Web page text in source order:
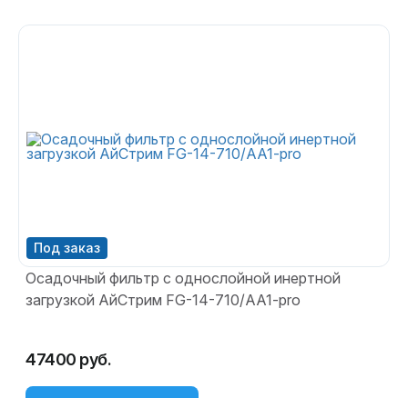
Осадочный фильтр с однослойной инертной
загрузкой АйСтрим FG-14-710/AA1-pro
47400 руб.